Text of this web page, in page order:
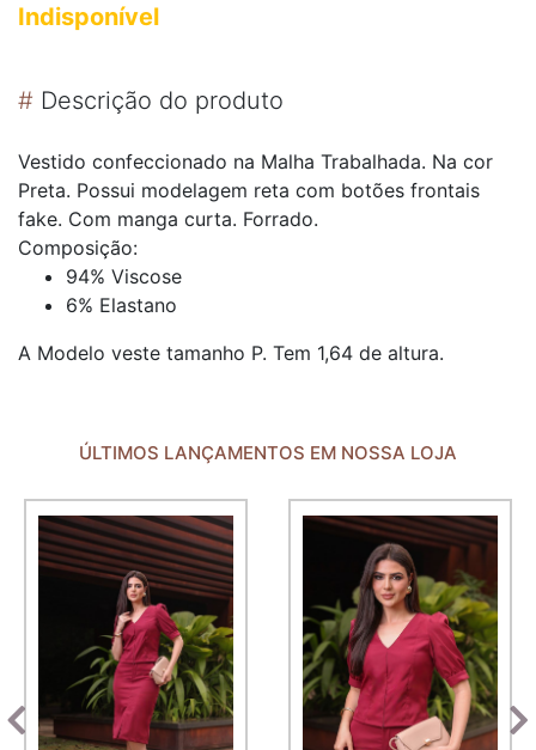
Indisponível
# Descrição do produto
Vestido confeccionado na Malha Trabalhada. Na cor
Preta. Possui modelagem reta com botões frontais
fake. Com manga curta. Forrado.
Composição:
94% Viscose
6% Elastano
A Modelo veste tamanho P. Tem 1,64 de altura.
ÚLTIMOS LANÇAMENTOS EM NOSSA LOJA